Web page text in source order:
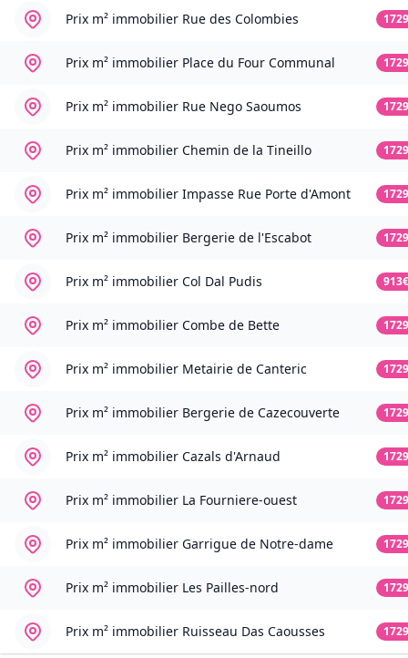
Prix m² immobilier Rue des Colombies
Prix m² immobilier Place du Four Communal
Prix m² immobilier Rue Nego Saoumos
Prix m² immobilier Chemin de la Tineillo
Prix m² immobilier Impasse Rue Porte d'Amont
Prix m² immobilier Bergerie de l'Escabot
Prix m² immobilier Col Dal Pudis 913€
Prix m² immobilier Combe de Bette
Prix m² immobilier Metairie de Canteric
Prix m² immobilier Bergerie de Cazecouverte
Prix m² immobilier Cazals d'Arnaud
Prix m² immobilier La Fourniere-ouest
Prix m² immobilier Garrigue de Notre-dame
Prix m² immobilier Les Pailles-nord
Prix m² immobilier Ruisseau Das Caousses